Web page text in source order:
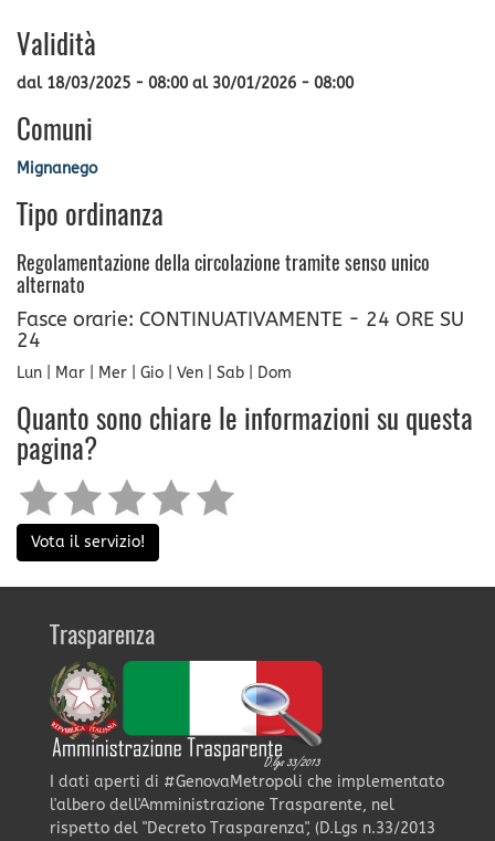
Validità
dal 18/03/2025 - 08:00 al 30/01/2026 - 08:00
Comuni
Mignanego
Tipo ordinanza
Regolamentazione della circolazione tramite senso unico
alternato
Fasce orarie: CONTINUATIVAMENTE - 24 ORE SU
24
Lun | Mar | Mer | Gio | Ven | Sab | Dom
Quanto sono chiare le informazioni su questa
pagina?
Vota il servizio!
Trasparenza
I dati aperti di #GenovaMetropoli che implementato
l'albero dell'Amministrazione Trasparente, nel
rispetto del "Decreto Trasparenza", (D.Lgs n.33/2013